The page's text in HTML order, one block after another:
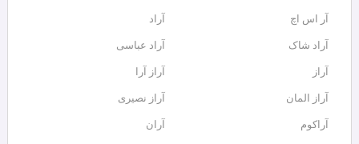
آر اس اچ آراد
آراد شاک آراد عباسی
آراز آراز آرا
آراز المان آراز نصیری
آراکوم آران